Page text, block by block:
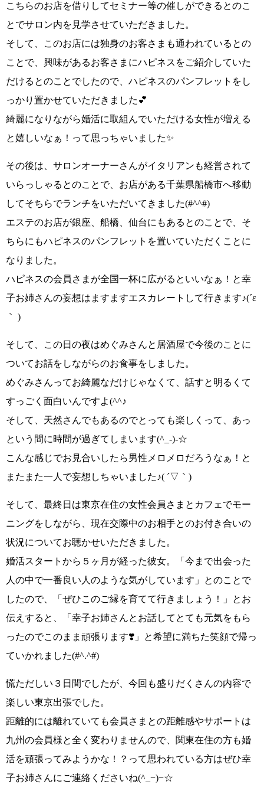
こちらのお店を借りしてセミナー等の催しができるとのこ
とでサロン内を見学させていただきました。
そして、このお店には独身のお客さまも通われているとの
ことで、興味があるお客さまにハピネスをご紹介していた
だけるとのことでしたので、 ハピネスのパンフレットを し
っかり置かせていただきました💕
綺麗になりながら婚活に取組んでいただける女性が増える
と嬉しいなぁ！ って思っちゃいました✨
その後は、 サロンオーナーさんがイタリアンも経営されて
いらっしゃるとのことで、お店がある千葉県船橋市へ移動
してそちらでランチをいただいてきました(#^^#)
エステのお店が銀座、船橋、仙台にもあるとのことで、 そ
ちらにもハピネスのパンフレットを置いていただくことに
なりました。
ハピネスの会員さまが全国一杯に広がるといいなぁ！ と幸
子お姉さんの妄想はますますエスカレートして行きます♪(´ε
｀ )
そして、この日の夜はめぐみさんと居酒屋で今後のことに
ついてお話をしながらのお食事をしました。
めぐみさんってお綺麗なだけじゃなくて、話すと明るくて
すっごく面白いんですよ(^^♪
そして、天然さんでもあるのでとっても楽しくって、 あっ
という間に時間が過ぎてしまいます(^_-)-☆
こんな感じでお見合いしたら男性メロメロだろうなぁ！ と
またまた一人で妄想しちゃいました♪( ´▽｀)
そして、最終日は東京在住の女性会員さまとカフェでモー
ニングをしながら、現在交際中のお相手とのお付き合いの
状況についてお聴かせいただきました。
婚活スタートから５ヶ月が経った彼女。
「今まで出会った
人の中で一番良い人のような気がしています」
とのことで
したので、 「ぜひこのご縁を育てて行きましょう！」
とお
伝えすると、
「幸子お姉さんとお話してとても元気をもら
ったのでこのまま頑張ります❣️」
と希望に満ちた笑顔で帰っ
ていかれました(#^.^#)
慌ただしい３日間でしたが、今回も盛りだくさんの内容で
楽しい東京出張でした。
距離的には離れていても会員さまとの距離感やサポートは
九州の会員様と全く変わりませんので、 関東在住の方も婚
活を頑張ってみようかな！？って思われている方はぜひ幸
子お姉さんに ご連絡くださいね(^_−)−☆